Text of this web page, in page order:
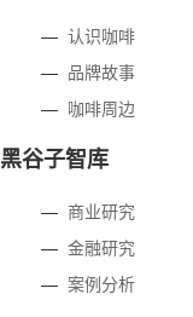
—认识咖啡
— 品牌故事
— 咖啡周边
黑谷子智库
— 商业研究
—金融研究
—案例分析